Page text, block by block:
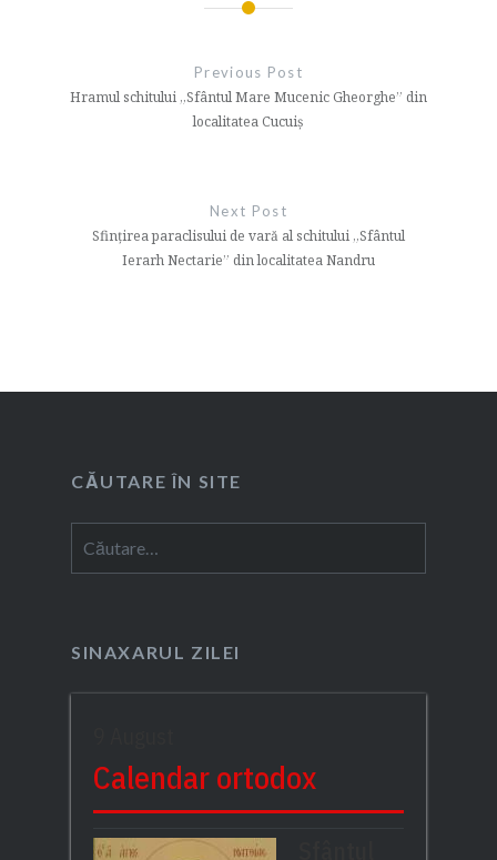
articole
Previous Post
Hramul schitului „Sfântul Mare Mucenic Gheorghe” din
localitatea Cucuiș
Next Post
Sfințirea paraclisului de vară al schitului „Sfântul
Ierarh Nectarie” din localitatea Nandru
CĂUTARE ÎN SITE
după:
SINAXARUL ZILEI
Calendar ortodox